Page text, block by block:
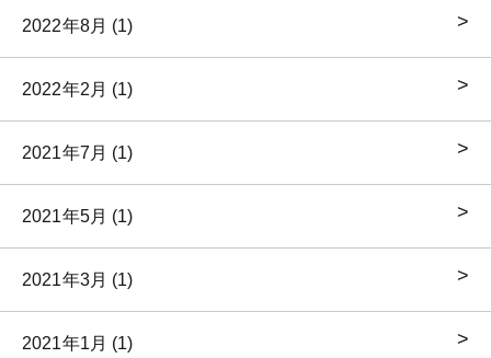
2022年8月 (1)
2022年2月 (1)
2021年7月 (1)
2021年5月 (1)
2021年3月 (1)
2021年1月 (1)